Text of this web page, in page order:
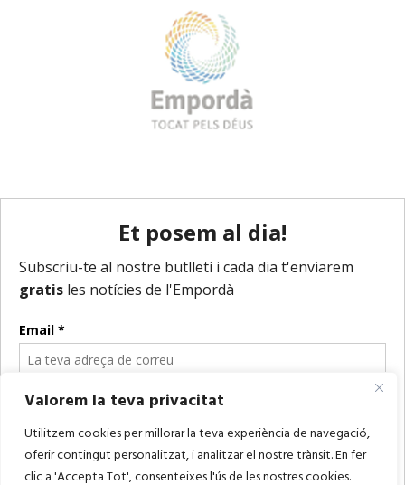
Valorem la teva privacitat
Utilitzem cookies per millorar la teva experiència de navegació,
oferir contingut personalitzat, i analitzar el nostre trànsit. En fer
clic a 'Accepta Tot', consenteixes l'ús de les nostres cookies.